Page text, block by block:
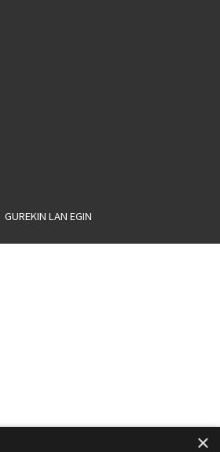
GUREKIN LAN EGIN
×